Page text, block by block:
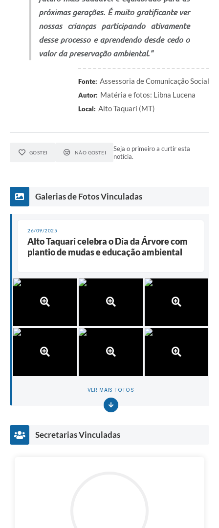
próximas gerações. É muito gratificante ver
nossas crianças participando ativamente
desse processo e aprendendo desde cedo o
valor da preservação ambiental."
Fonte: Assessoria de Comunicação Social
Autor: Matéria e fotos: Libna Lucena
Local: Alto Taquari (MT)
GOSTEI NÃO GOSTEI
Seja o primeiro a curtir esta
notícia.
Galerias de Fotos Vinculadas
26/09/2025
Alto Taquari celebra o Dia da Árvore com
plantio de mudas e educação ambiental
VER MAIS FOTOS
Secretarias Vinculadas